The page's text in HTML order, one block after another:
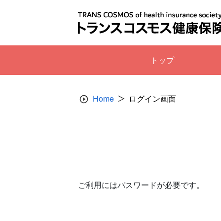
トップ
Home ログイン画面
ご利用にはパスワードが必要です。